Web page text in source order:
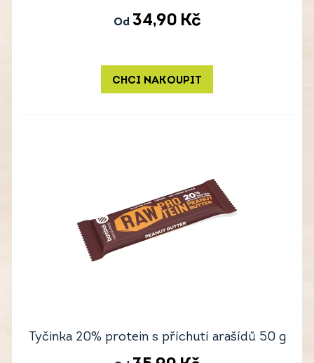
Od 34,90 Kč
CHCI NAKOUPIT
Tyčinka 20% protein s příchutí arašídů 50 g